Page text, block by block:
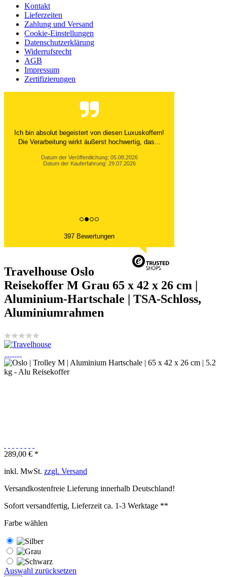
Kontakt
Lieferzeiten
Zahlung und Versand
Cookie-Einstellungen
Datenschutzerklärung
Widerrufsrecht
AGB
Impressum
Zertifizierungen
Ich bin absolut begeistert von diesen Luxuskoffern!
Die Verarbeitung wirkt äußerst hochwertig, das...
Datum der Veröffentlichung: 05.08.2026
Datum der Kauferfahrung: 29.07.2026
397 Bewertungen
Travelhouse Oslo
Reisekoffer M Grau 65 x 42 x 26 cm |
Aluminium-Hartschale | TSA-Schloss,
Aluminiumrahmen
289,00 € *
inkl. MwSt. zzgl. Versand
Versandkostenfreie Lieferung innerhalb Deutschland!
Sofort versandfertig, Lieferzeit ca. 1-3 Werktage **
Farbe wählen
Auswahl zurücksetzen